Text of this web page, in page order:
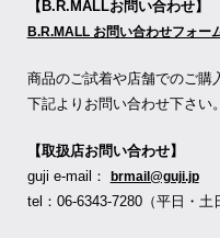
【B.R.MALLお問い合わせ】
B.R.MALL お問い合わせフォー
商品のご試着や店舗でのご購
下記よりお問い合わせ下さい。
【取扱店お問い合わせ】
guji e-mail：
brmail@guji.jp
tel：06-6343-7280（平日・土